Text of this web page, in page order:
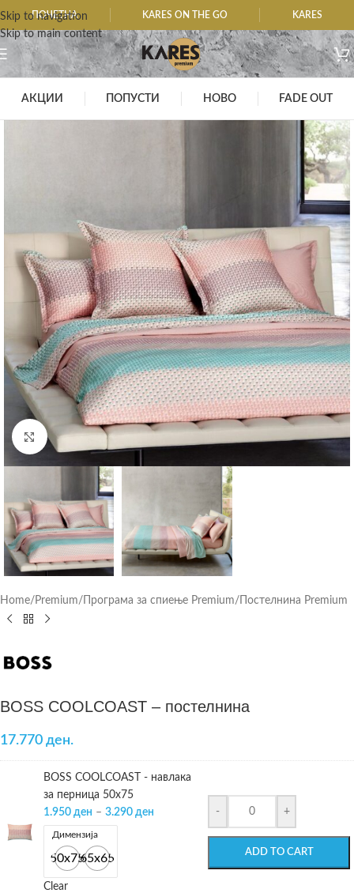
Skip to navigation
Skip to main content
ПОЧЕТНА KARES ON THE GO KARES
АКЦИИ ПОПУСТИ НОВО FADE OUT
Click to enlarge
Home/ Premium/ Програма за спиење Premium/ Постелнина Premium
BOSS COOLCOAST – постелнина
17.770 ден.
BOSS COOLCOAST - навлака
за перница 50х75
1.950 ден – 3.290 ден
Димензија
50х7565x65
Clear
- +
ADD TO CART